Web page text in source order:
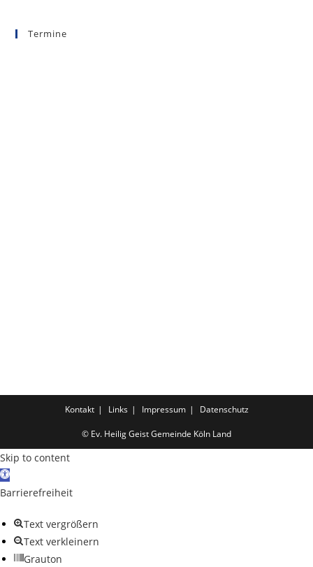
Termine
Kontakt Links Impressum Datenschutz
© Ev. Heilig Geist Gemeinde Köln Land
Skip to content
Open toolbar
Barrierefreiheit
Text vergrößern
Text verkleinern
Grauton